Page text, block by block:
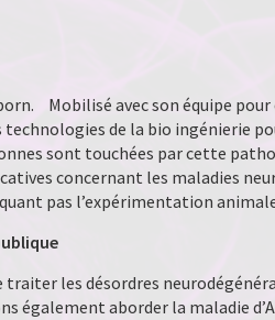
Mobilisé avec son équipe
de la bio ingénierie
sont touchées par cette
concernant les maladies
pas l’expérimentation
les désordres
également aborder la maladie